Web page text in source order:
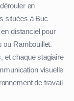
en
situées à Buc
distanciel pour
ou Rambouillet.
et chaque stagiaire
visuelle
de travail